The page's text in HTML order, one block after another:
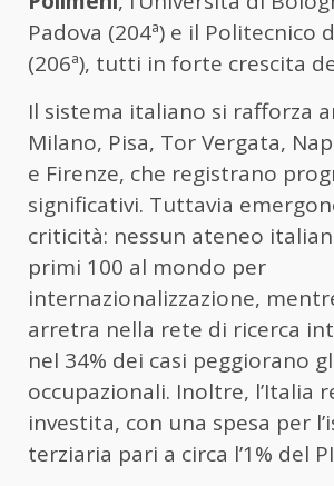
Padova (204ª) e il Politecnico
(206ª), tutti in forte crescita
Il sistema italiano si rafforza
Milano, Pisa, Tor Vergata,
e Firenze, che registrano
significativi. Tuttavia
criticità: nessun ateneo
primi 100 al mondo per
internazionalizzazione,
arretra nella rete di ricerca
nel 34% dei casi peggiorano
occupazionali. Inoltre, l’Italia
investita, con una spesa per
terziaria pari a circa l’1% del